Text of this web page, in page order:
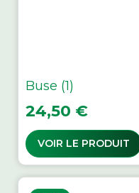
Buse (1)
Prix
24,50 €
VOIR LE PRODUIT